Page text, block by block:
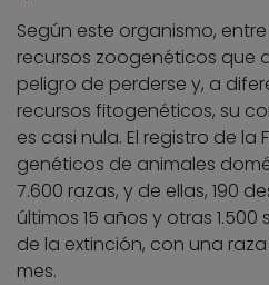
Según este organismo,
recursos zoogenéticos que
peligro de perderse y, a
recursos fitogenéticos, su
es casi nula. El registro de la
genéticos de animales
7.600 razas, y de ellas, 190
últimos 15 años y otras
de la extinción, con una
mes.